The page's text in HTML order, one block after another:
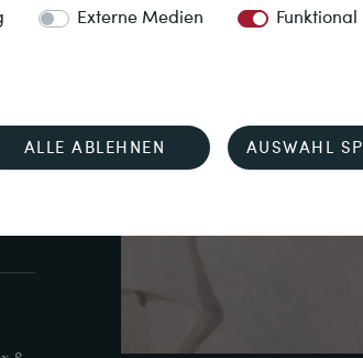
Externe Medien Funktional
ALLE ABLEHNEN AUSWAHL